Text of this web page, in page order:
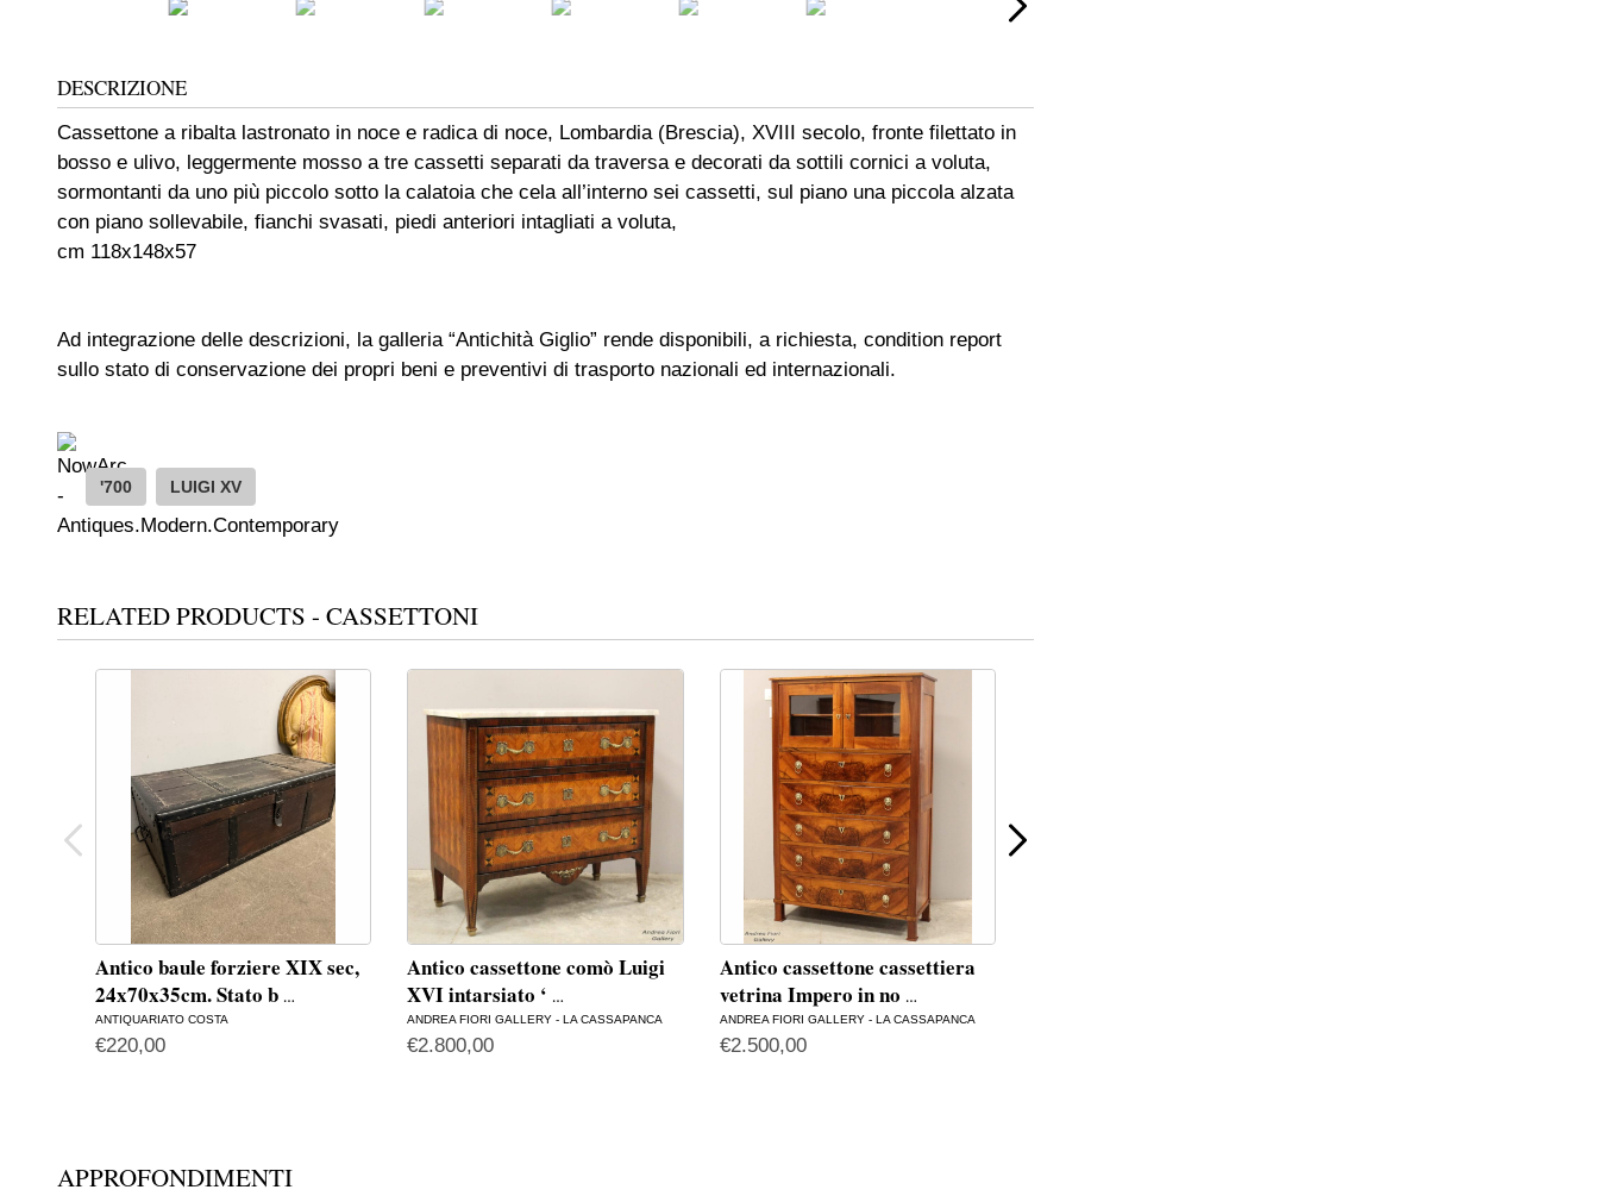
DESCRIZIONE
Cassettone a ribalta lastronato in noce e radica di noce, Lombardia (Brescia), XVIII secolo, fronte filettato in
bosso e ulivo, leggermente mosso a tre cassetti separati da traversa e decorati da sottili cornici a voluta,
sormontanti da uno più piccolo sotto la calatoia che cela all’interno sei cassetti, sul piano una piccola alzata
con piano sollevabile, fianchi svasati, piedi anteriori intagliati a voluta,
cm 118x148x57
Ad integrazione delle descrizioni, la galleria “Antichità Giglio” rende disponibili, a richiesta, condition report
sullo stato di conservazione dei propri beni e preventivi di trasporto nazionali ed internazionali.
'700 LUIGI XV
RELATED PRODUCTS - CASSETTONI
Antico baule forziere XIX sec,
24x70x35cm. Stato b …
ANTIQUARIATO COSTA
€220,00
Antico cassettone comò Luigi
XVI intarsiato ‘ …
ANDREA FIORI GALLERY - LA CASSAPANCA
€2.800,00
Antico cassettone cassettiera
vetrina Impero in no …
ANDREA FIORI GALLERY - LA CASSAPANCA
€2.500,00
APPROFONDIMENTI